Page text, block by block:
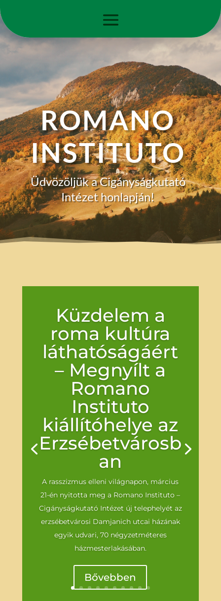
ROMANO
INSTITUTO
Üdvözöljük a Cigányságkutató
Intézet honlapján!
Küzdelem a
roma kultúra
láthatóságáért
– Megnyílt a
Romano
Instituto
kiállítóhelye az
Erzsébetvárosb
an
A rasszizmus elleni világnapon, március
21-én nyitotta meg a Romano Instituto –
Cigányságkutató Intézet új telephelyét az
erzsébetvárosi Damjanich utcai házának
egyik udvari, 70 négyzetméteres
házmesterlakásában.
Bővebben